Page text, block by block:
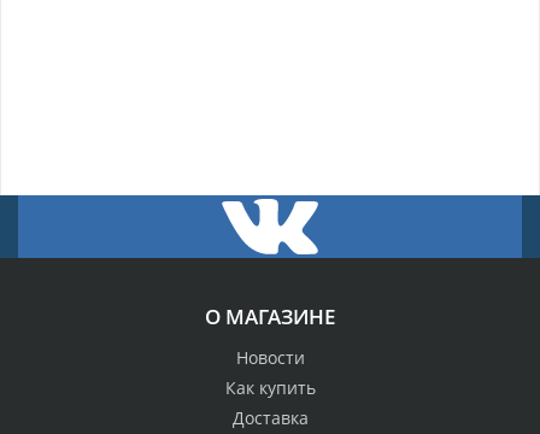
О МАГАЗИНЕ
Новости
Как купить
Доставка